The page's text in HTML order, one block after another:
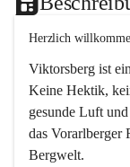
Herzlich
Viktorsberg ist
Keine Hektik,
gesunde Luft
das Vorarlberger
Bergwelt.